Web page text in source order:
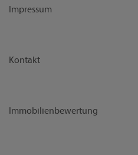
Impressum
Kontakt
Immobilienbewertung